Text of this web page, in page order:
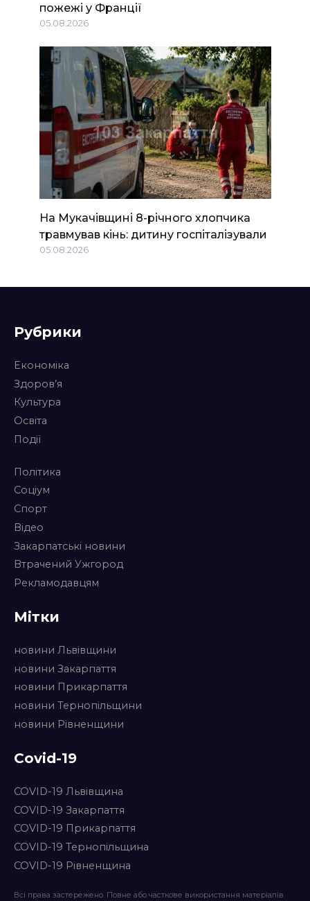
пожежі у Франції
05.08.2026
На Мукачівщині 8-річного хлопчика
травмував кінь: дитину госпіталізували
05.08.2026
Рубрики
Економіка
Здоров’я
Культура
Освіта
Події
Політика
Соціум
Спорт
Відео
Закарпатські новини
Втрачений Ужгород
Рекламодавцям
Мітки
новини Львівщини
новини Закарпаття
новини Прикарпаття
новини Тернопільщини
новини Рівненщини
Covid-19
COVID-19 Львівщина
COVID-19 Закарпаття
COVID-19 Прикарпаття
COVID-19 Тернопільщина
COVID-19 Рівненщина
Всі права застережено. Повне або часткове використання матеріалів